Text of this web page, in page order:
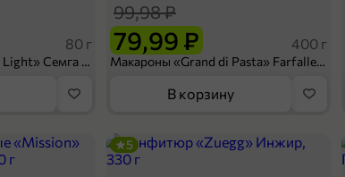
80 г
Сухарики «Кириешки Light» Семга с сыром, 80 г
79,99 ₽
99,98 ₽
400 г
Макароны «Grand di Pasta» Farfalle, 400 г
В корзину
5